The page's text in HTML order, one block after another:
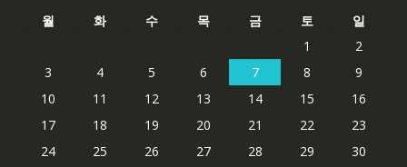
월 화 수 목 금 토
일
1
2
3
4 5 6 7 8
9
10
11 12 13 14 15
16
17
18 19 20 21 22
23
24
25 26 27 28 29
30